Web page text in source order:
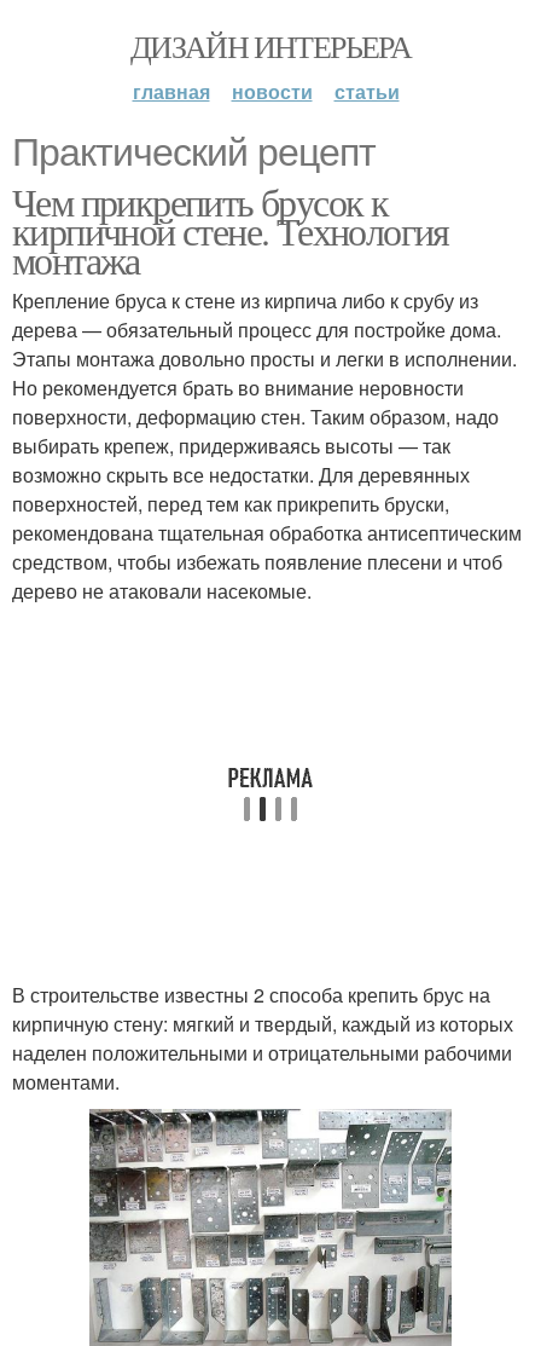
ДИЗАЙН ИНТЕРЬЕРА
главная новости статьи
Практический рецепт
Чем прикрепить брусок к
кирпичной стене. Технология
монтажа
Крепление бруса к стене из кирпича либо к срубу из
дерева — обязательный процесс для постройке дома.
Этапы монтажа довольно просты и легки в исполнении.
Но рекомендуется брать во внимание неровности
поверхности, деформацию стен. Таким образом, надо
выбирать крепеж, придерживаясь высоты — так
возможно скрыть все недостатки. Для деревянных
поверхностей, перед тем как прикрепить бруски,
рекомендована тщательная обработка антисептическим
средством, чтобы избежать появление плесени и чтоб
дерево не атаковали насекомые.
В строительстве известны 2 способа крепить брус на
кирпичную стену: мягкий и твердый, каждый из которых
наделен положительными и отрицательными рабочими
моментами.